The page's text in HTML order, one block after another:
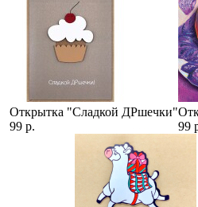
Открытка "Сладкой ДРшечки"
99 р.
99